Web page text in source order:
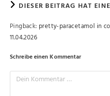
DIESER BEITRAG HAT
Pingback: pretty-paracetamol in
11.04.2026
Schreibe einen Kommentar